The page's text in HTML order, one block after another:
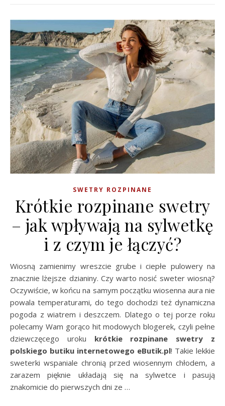
SWETRY ROZPINANE
Krótkie rozpinane swetry
– jak wpływają na sylwetkę
i z czym je łączyć?
Wiosną zamienimy wreszcie grube i ciepłe pulowery na
znacznie lżejsze dzianiny. Czy warto nosić sweter wiosną?
Oczywiście, w końcu na samym początku wiosenna aura nie
powala temperaturami, do tego dochodzi też dynamiczna
pogoda z wiatrem i deszczem. Dlatego o tej porze roku
polecamy Wam gorąco hit modowych blogerek, czyli pełne
dziewczęcego uroku krótkie rozpinane swetry z
polskiego butiku internetowego eButik.pl! Takie lekkie
sweterki wspaniale chronią przed wiosennym chłodem, a
zarazem pięknie układają się na sylwetce i pasują
znakomicie do pierwszych dni ze …